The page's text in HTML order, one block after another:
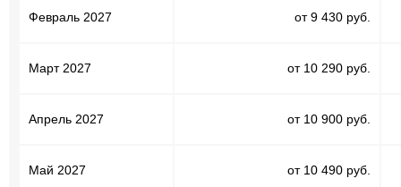
Февраль 2027 от 9 430 руб.
Март 2027 от 10 290 руб.
Апрель 2027 от 10 900 руб.
Май 2027 от 10 490 руб.